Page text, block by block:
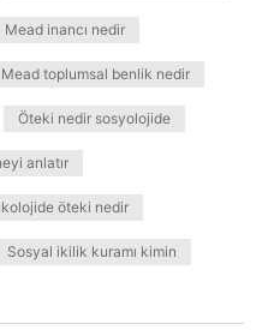
Mead inancı nedir
Mead toplumsal benlik nedir
Öteki nedir sosyolojide
anlatır
öteki nedir
Sosyal ikilik kuramı kimin